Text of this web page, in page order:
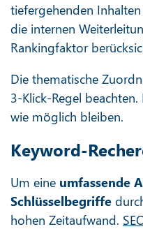
tiefergehenden
die internen
Rankingfaktor
Die thematische
3-Klick-Regel
wie möglich bleiben.
Keyword-
Um eine umfassende
Schlüsselbegriffe
hohen Zeitaufwand.